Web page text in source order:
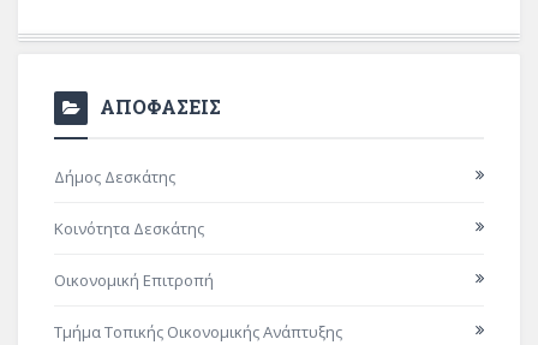
ΑΠΟΦΑΣΕΙΣ
Δήμος Δεσκάτης
Κοινότητα Δεσκάτης
Οικονομική Επιτροπή
Τμήμα Τοπικής Οικονομικής Ανάπτυξης